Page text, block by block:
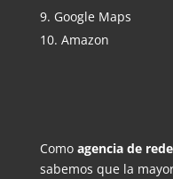
Google Maps
Amazon
Como agencia de
sabemos que la